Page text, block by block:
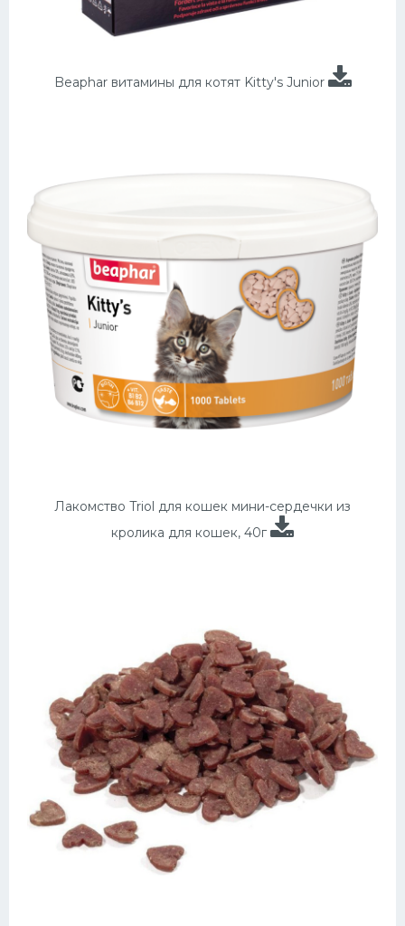
Beaphar витамины для котят Kitty's Junior
Лакомство Triol для кошек мини-сердечки из
кролика для кошек, 40г